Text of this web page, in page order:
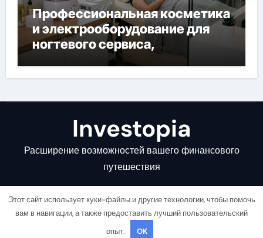
Профессиональная косметика
и электрооборудование для
ногтевого сервиса,
наращивания ресниц и
депиляции
Investopia
Расширение возможностей вашего финансового
путешествия
Copyright © All rights reserved |
Этот сайт использует куки-файлы и другие технологии, чтобы помочь
вам в навигации, а также предоставить лучший пользовательский
опыт.
OK